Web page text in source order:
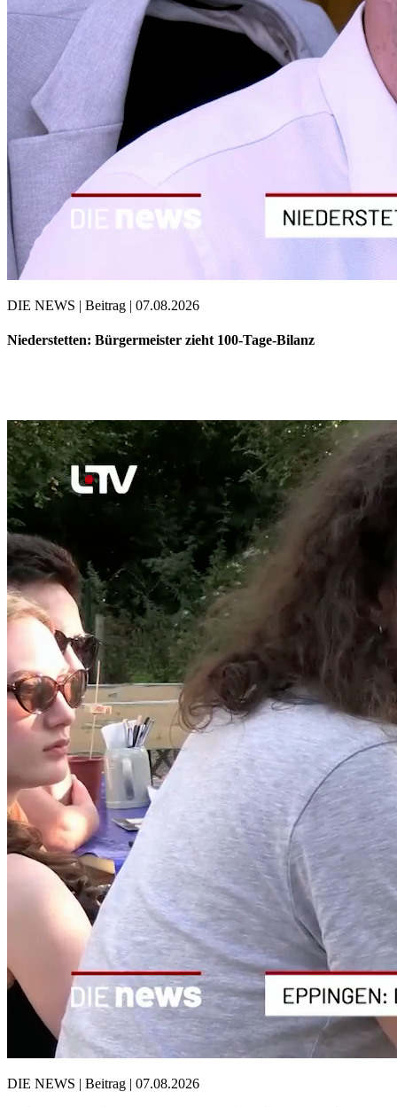
DIE NEWS | Beitrag | 07.08.2026
Niederstetten: Bürgermeister zieht 100-Tage-Bilanz
DIE NEWS | Beitrag | 07.08.2026